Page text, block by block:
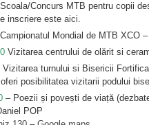
Concurs MTB pentru copii
inscriere este aici.
Mondial de MTB XCO
Vizitarea centrului de olărit si
Vizitarea turnului si Bisericii
posibilitatea vizitarii podului
– Poezii și povești de viață
POP